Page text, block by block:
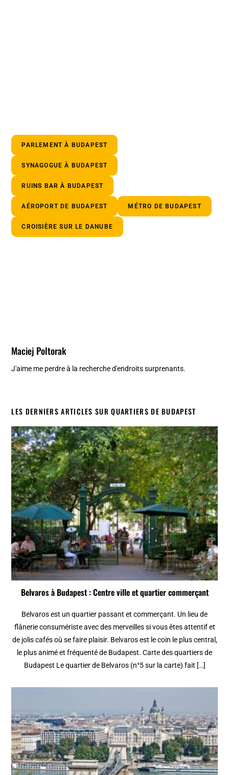
PARLEMENT À BUDAPEST
SYNAGOGUE À BUDAPEST
RUINS BAR À BUDAPEST
AÉROPORT DE BUDAPEST MÉTRO DE BUDAPEST
CROISIÈRE SUR LE DANUBE
Maciej Poltorak
J'aime me perdre à la recherche d'endroits surprenants.
LES DERNIERS ARTICLES SUR QUARTIERS DE BUDAPEST
Belvaros à Budapest : Centre ville et quartier commerçant
Belvaros est un quartier passant et commerçant. Un lieu de
flânerie consumériste avec des merveilles si vous êtes attentif et
de jolis cafés où se faire plaisir. Belvaros est le coin le plus central,
le plus animé et fréquenté de Budapest. Carte des quartiers de
Budapest Le quartier de Belvaros (n°5 sur la carte) fait […]